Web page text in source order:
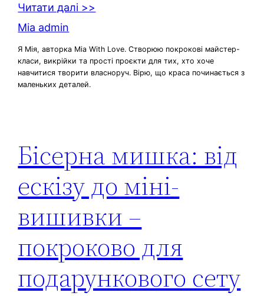
Читати далі >>
Mia admin
Я Мія, авторка Mia With Love. Створюю покрокові майстер-
класи, викрійки та прості проєкти для тих, хто хоче
навчитися творити власноруч. Вірю, що краса починається з
маленьких деталей.
Бісерна мишка: від
ескізу до міні-
вишивки –
покроково для
подарункового сету